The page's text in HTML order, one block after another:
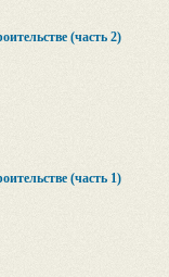
(часть 2)
(часть 1)